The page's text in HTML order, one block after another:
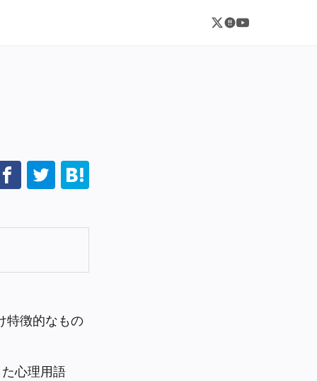
特徴的なもの
心理用語